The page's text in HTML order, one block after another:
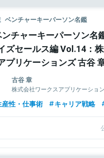
ベンチャーキーパーソン名鑑
ンチャーキーパーソン名
ズセールス編 Vol.14：
プリケーションズ 古谷
古谷 章
株式会社ワークスアプリケーショ
産性・仕事術 キャリア戦略